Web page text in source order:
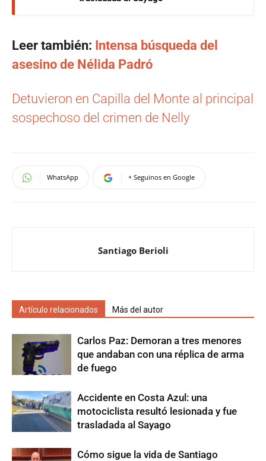
Leer también: Intensa búsqueda del
asesino de Nélida Padró
Detuvieron en Capilla del Monte al principal
sospechoso del crimen de Nelly
WhatsApp + Seguinos en Google
Santiago Berioli
Artículo relacionados Más del autor
Carlos Paz: Demoran a tres menores
que andaban con una réplica de arma
de fuego
Accidente en Costa Azul: una
motociclista resultó lesionada y fue
trasladada al Sayago
Cómo sigue la vida de Santiago